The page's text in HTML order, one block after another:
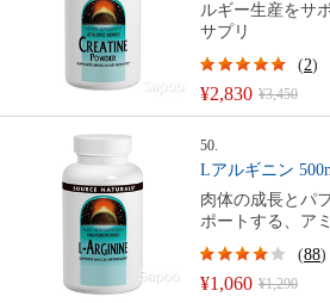
ルギー生産をサ
サプリ
¥2,830 ¥3,450
(2)
50.
Lアルギニン
肉体の成長とパ
ポートする、ア
¥1,060 ¥1,290
(88)